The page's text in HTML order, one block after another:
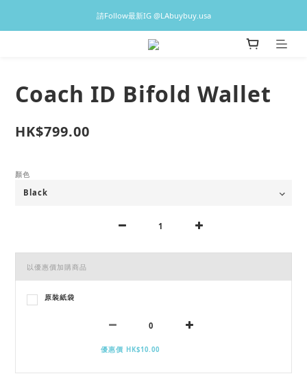
♡預訂貨品2-3星期到港，香港現貨1-3日出貨 ♡
請Follow最新IG @LAbuybuy.usa
♡預訂貨品2-3星期到港，香港現貨1-3日出貨 ♡
Coach ID Bifold Wallet
HK$799.00
顏色
以優惠價加購商品
原裝紙袋
優惠價 HK$10.00